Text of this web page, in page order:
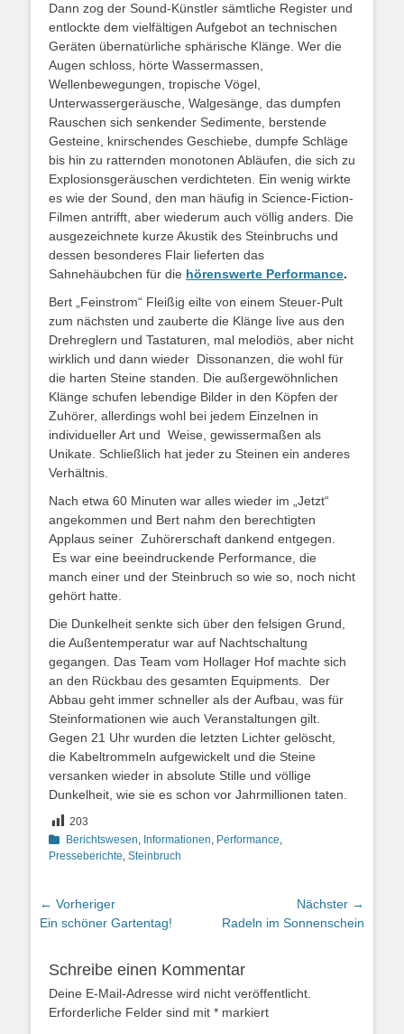
Dann zog der Sound-Künstler sämtliche Register und
entlockte dem vielfältigen Aufgebot an technischen
Geräten übernatürliche sphärische Klänge. Wer die
Augen schloss, hörte Wassermassen,
Wellenbewegungen, tropische Vögel,
Unterwassergeräusche, Walgesänge, das dumpfen
Rauschen sich senkender Sedimente, berstende
Gesteine, knirschendes Geschiebe, dumpfe Schläge
bis hin zu ratternden monotonen Abläufen, die sich zu
Explosionsgeräuschen verdichteten. Ein wenig wirkte
es wie der Sound, den man häufig in Science-Fiction-
Filmen antrifft, aber wiederum auch völlig anders. Die
ausgezeichnete kurze Akustik des Steinbruchs und
dessen besonderes Flair lieferten das
Sahnehäubchen für die hörenswerte Performance.
Bert „Feinstrom“ Fleißig eilte von einem Steuer-Pult
zum nächsten und zauberte die Klänge live aus den
Drehreglern und Tastaturen, mal melodiös, aber nicht
wirklich und dann wieder Dissonanzen, die wohl für
die harten Steine standen. Die außergewöhnlichen
Klänge schufen lebendige Bilder in den Köpfen der
Zuhörer, allerdings wohl bei jedem Einzelnen in
individueller Art und Weise, gewissermaßen als
Unikate. Schließlich hat jeder zu Steinen ein anderes
Verhältnis.
Nach etwa 60 Minuten war alles wieder im „Jetzt“
angekommen und Bert nahm den berechtigten
Applaus seiner Zuhörerschaft dankend entgegen.
Es war eine beeindruckende Performance, die
manch einer und der Steinbruch so wie so, noch nicht
gehört hatte.
Die Dunkelheit senkte sich über den felsigen Grund,
die Außentemperatur war auf Nachtschaltung
gegangen. Das Team vom Hollager Hof machte sich
an den Rückbau des gesamten Equipments. Der
Abbau geht immer schneller als der Aufbau, was für
Steinformationen wie auch Veranstaltungen gilt.
Gegen 21 Uhr wurden die letzten Lichter gelöscht,
die Kabeltrommeln aufgewickelt und die Steine
versanken wieder in absolute Stille und völlige
Dunkelheit, wie sie es schon vor Jahrmillionen taten.
203
Kategorien
Berichtswesen, Informationen, Performance,
Presseberichte, Steinbruch
Beitragsnavigation
← Vorheriger
Vorheriger
Ein schöner Gartentag!
Nächster →
Nächster
Radeln im Sonnenschein
Schreibe einen Kommentar
Deine E-Mail-Adresse wird nicht veröffentlicht.
Erforderliche Felder sind mit * markiert